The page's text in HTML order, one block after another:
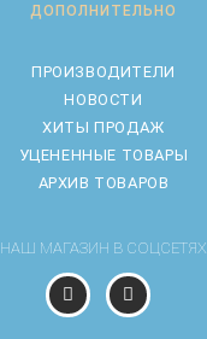
ДОПОЛНИТЕЛЬНО
ПРОИЗВОДИТЕЛИ
НОВОСТИ
ХИТЫ ПРОДАЖ
УЦЕНЕННЫЕ ТОВАРЫ
АРХИВ ТОВАРОВ
НАШ МАГАЗИН В СОЦСЕТЯХ